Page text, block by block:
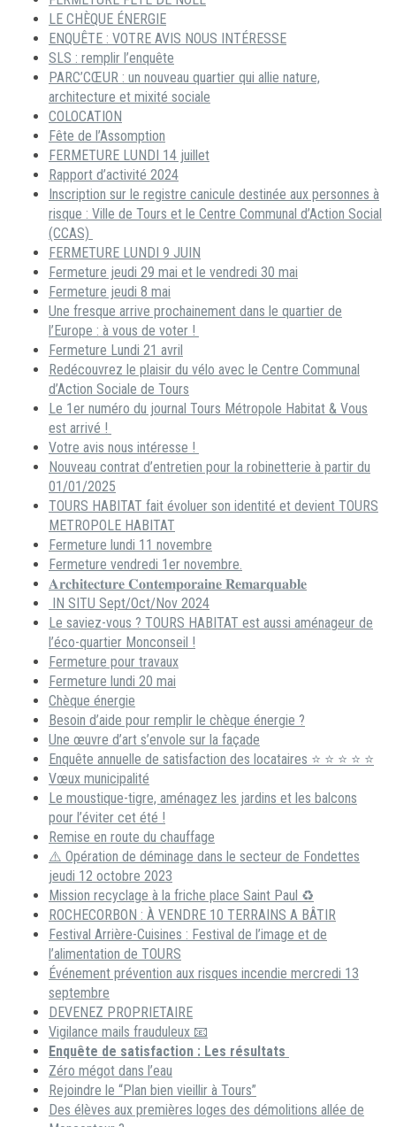
LE CHÈQUE ÉNERGIE
ENQUÊTE : VOTRE AVIS NOUS INTÉRESSE
SLS : remplir l’enquête
PARC’CŒUR : un nouveau quartier qui allie nature,
architecture et mixité sociale
COLOCATION
Fête de l’Assomption
FERMETURE LUNDI 14 juillet
Rapport d’activité 2024
Inscription sur le registre canicule destinée aux personnes à
risque : Ville de Tours et le Centre Communal d’Action Social
(CCAS)
FERMETURE LUNDI 9 JUIN
Fermeture jeudi 29 mai et le vendredi 30 mai
Fermeture jeudi 8 mai
Une fresque arrive prochainement dans le quartier de
l’Europe : à vous de voter !
Fermeture Lundi 21 avril
Redécouvrez le plaisir du vélo avec le Centre Communal
d’Action Sociale de Tours
Le 1er numéro du journal Tours Métropole Habitat & Vous
est arrivé !
Votre avis nous intéresse !
Nouveau contrat d’entretien pour la robinetterie à partir du
01/01/2025
TOURS HABITAT fait évoluer son identité et devient TOURS
METROPOLE HABITAT
Fermeture lundi 11 novembre
Fermeture vendredi 1er novembre.
𝐀𝐫𝐜𝐡𝐢𝐭𝐞𝐜𝐭𝐮𝐫𝐞 𝐂𝐨𝐧𝐭𝐞𝐦𝐩𝐨𝐫𝐚𝐢𝐧𝐞 𝐑𝐞𝐦𝐚𝐫𝐪𝐮𝐚𝐛𝐥𝐞
IN SITU Sept/Oct/Nov 2024
Le saviez-vous ? TOURS HABITAT est aussi aménageur de
l’éco-quartier Monconseil !
Fermeture pour travaux
Fermeture lundi 20 mai
Chèque énergie
Besoin d’aide pour remplir le chèque énergie ?
Une œuvre d’art s’envole sur la façade
Enquête annuelle de satisfaction des locataires ⭐ ⭐ ⭐ ⭐ ⭐
Vœux municipalité
Le moustique-tigre, aménagez les jardins et les balcons
pour l’éviter cet été !
Remise en route du chauffage
⚠️ Opération de déminage dans le secteur de Fondettes
jeudi 12 octobre 2023
Mission recyclage à la friche place Saint Paul ♻️
ROCHECORBON : À VENDRE 10 TERRAINS A BÂTIR
Festival Arrière-Cuisines : Festival de l’image et de
l’alimentation de TOURS
Événement prévention aux risques incendie mercredi 13
septembre
DEVENEZ PROPRIETAIRE
Vigilance mails frauduleux 📧
Enquête de satisfaction : Les résultats
Zéro mégot dans l’eau
Rejoindre le “Plan bien vieillir à Tours”
Des élèves aux premières loges des démolitions allée de